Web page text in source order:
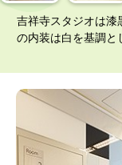
吉祥寺スタジオは漆
の内装は白を基調と